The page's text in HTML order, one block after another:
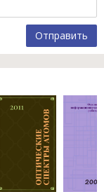
Отправить